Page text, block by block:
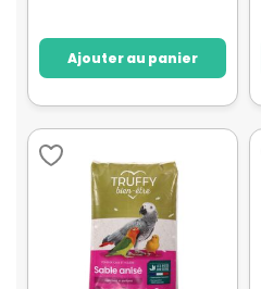
Ajouter au panier